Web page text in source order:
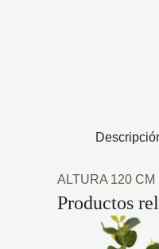
ALTURA 120 CM
Productos